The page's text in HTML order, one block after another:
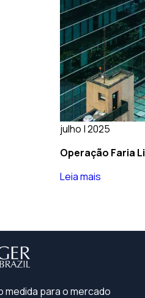
julho | 2025
Operação Faria
Leia mais
para o mercado